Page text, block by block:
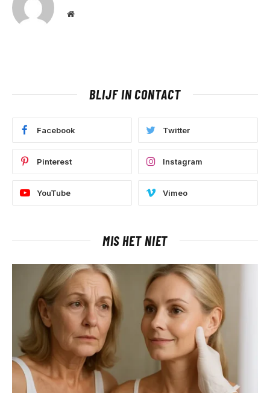
Website
BLIJF IN CONTACT
Facebook Twitter
Pinterest Instagram
YouTube Vimeo
MIS HET NIET